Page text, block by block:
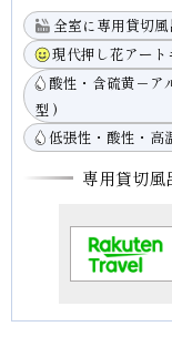
全室に専用貸切風
現代押し花アート
酸性・含硫黄－ア
型 )
低張性・酸性・高
専用貸切風